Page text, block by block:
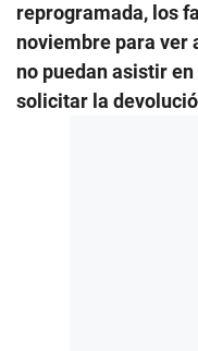
reprogramada, los
noviembre para ver
no puedan asistir
solicitar la